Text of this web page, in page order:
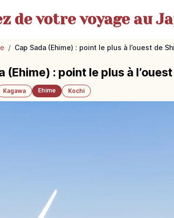
de votrevoyage au
/ Cap Sada (Ehime) : point le plus à l’ouest de
(Ehime) : point le plus à
Kagawa Ehime Kochi